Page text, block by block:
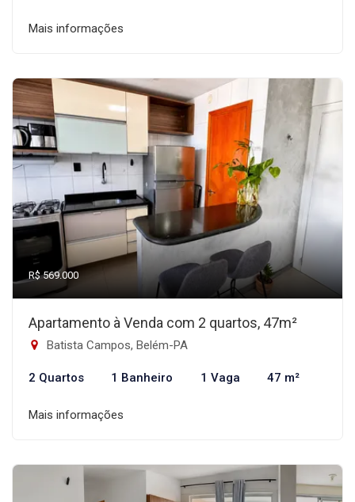
Mais informações
R$ 569.000
Apartamento à Venda com 2 quartos, 47m²
Batista Campos, Belém-PA
2 Quartos 1 Banheiro 1 Vaga 47 m²
Mais informações